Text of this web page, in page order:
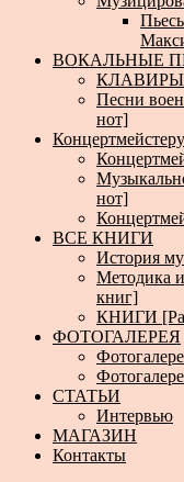
ВОКАЛЬНЫЕ
КЛАВИРЫ
Песни
нот]
нот]
ВСЕ КНИГИ
История
Методика
книг]
КНИГИ
ФОТОГАЛЕРЕЯ
СТАТЬИ
Интервью
МАГАЗИН
Контакты